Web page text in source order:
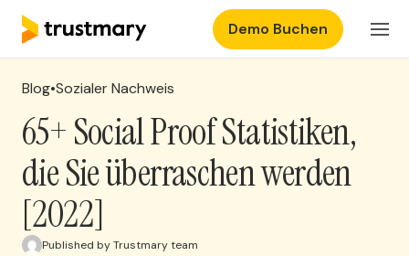
Produkte
Preisgestaltung
Ressourcen
DE Einloggen
Demo Buchen
Blog•Sozialer Nachweis
65+ Social Proof Statistiken,
die Sie überraschen werden
[2022]
Published by Trustmary team